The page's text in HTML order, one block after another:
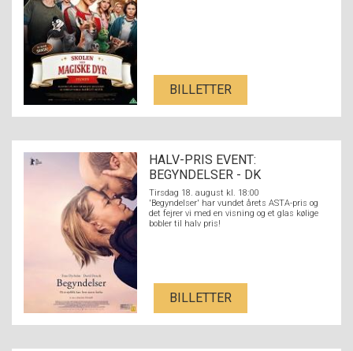
BILLETTER
HALV-PRIS EVENT:
BEGYNDELSER - DK
UNDERTEKSTER
Tirsdag 18. august kl. 18:00
'Begyndelser' har vundet årets ASTA-pris og
det fejrer vi med en visning og et glas kølige
bobler til halv pris!
BILLETTER